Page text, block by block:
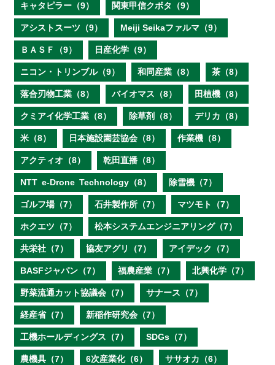
キャタピラー（9） 関東甲信クボタ（9）
アシストスーツ（9） Meiji Seikaファルマ（9）
ＢＡＳＦ（9） 日産化学（9）
ニコン・トリンブル（9） 和同産業（8） 茶（8）
落合刃物工業（8） バイオマス（8） 田植機（8）
クミアイ化学工業（8） 除草剤（8） デリカ（8）
米（8） 日本施設園芸協会（8） 作業機（8）
アクティオ（8） 乾田直播（8）
NTT e‐Drone Technology（8） 除雪機（7）
ゴルフ場（7） 石井製作所（7） マツモト（7）
ホクエツ（7） 松本システムエンジニアリング（7）
共栄社（7） 協友アグリ（7） アイデック（7）
BASFジャパン（7） 福農産業（7） 北興化学（7）
野菜流通カット協議会（7） サナース（7）
経産省（7） 新稲作研究会（7）
工機ホールディングス（7） SDGs（7）
農機具（7） 6次産業化（6） ササオカ（6）